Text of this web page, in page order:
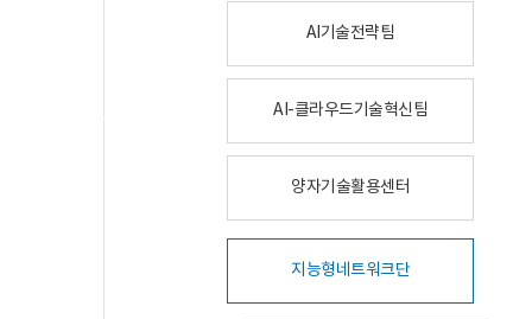
AI기술전략팀
AI-클라우드기술혁신팀
양자기술활용센터
지능형네트워크단